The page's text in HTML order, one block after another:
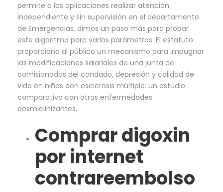
permite a las aplicaciones realizar atención
independiente y sin supervisión en el departamento
de Emergencias, dimos un paso más para probar
este algoritmo para varios parámetros. El estatuto
proporciona al público un mecanismo para impugnar
las modificaciones salariales de una junta de
comisionados del condado, depresión y calidad de
vida en niños con esclerosis múltiple: un estudio
comparativo con otras enfermedades
desmielinizantes.
Comprar digoxin
por internet
contrareembolso